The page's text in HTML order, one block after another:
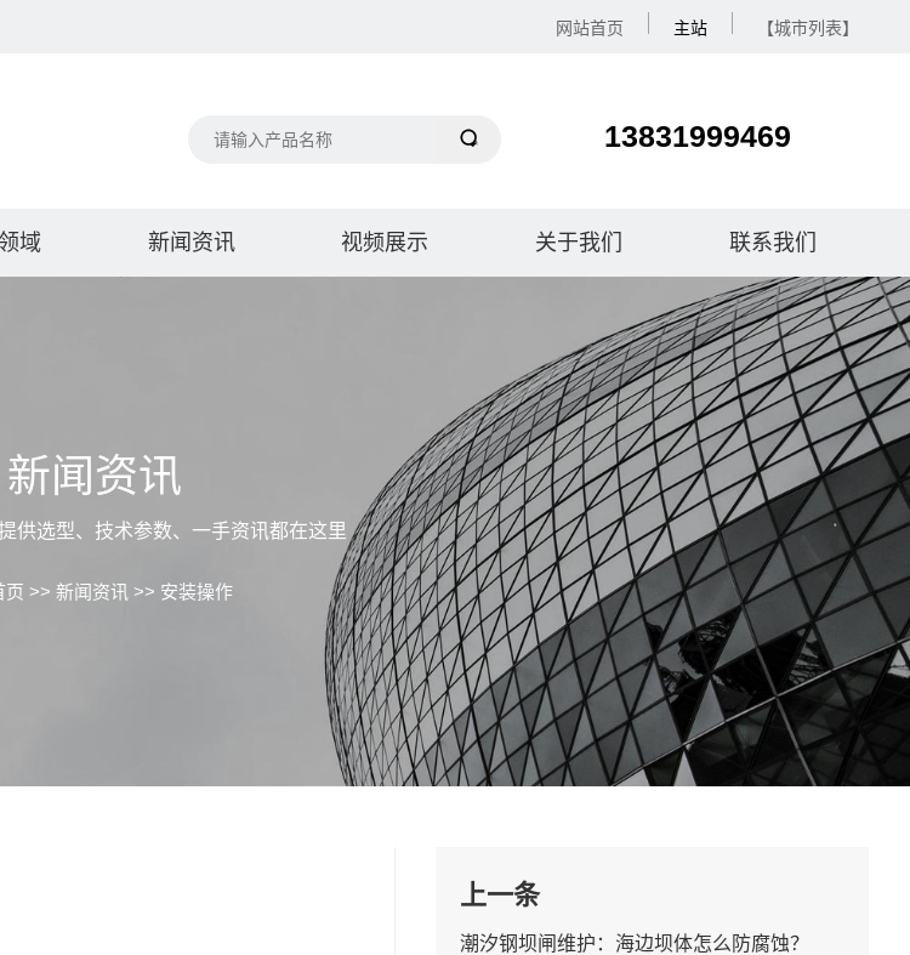
网站首页 主站 【城市列表】
13831999469
域 新闻资讯 视频展示 关于我们 联系我们
新闻资讯
供选型、技术参数、一手资讯都在这里
页 >> 新闻资讯 >> 安装操作
上一条
潮汐钢坝闸维护：海边坝体怎么防腐蚀？